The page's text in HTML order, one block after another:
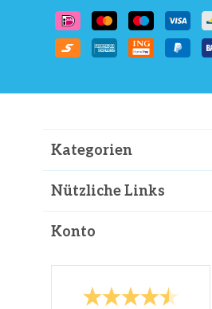
Kategorien
Nützliche Links
Konto